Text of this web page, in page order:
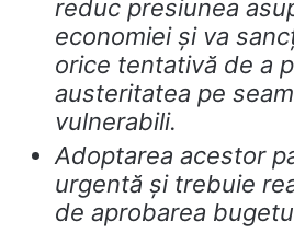
reduc presiunea
economiei și va
orice tentativă de a
austeritatea pe
vulnerabili.
Adoptarea acestor
urgentă și trebuie
de aprobarea